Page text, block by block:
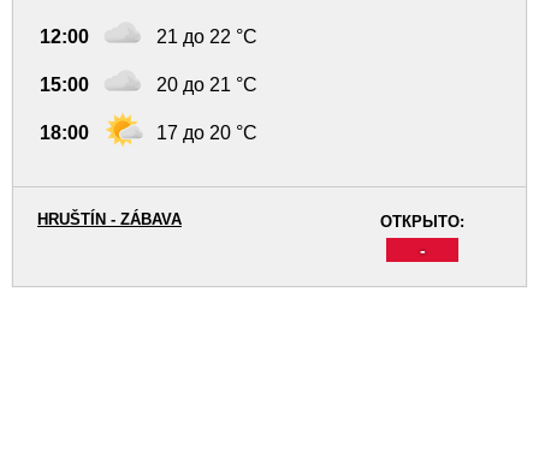
12:00 21 до 22 °C
15:00 20 до 21 °C
18:00 17 до 20 °C
ОТКРЫТО:
-
HRUŠTÍN - ZÁBAVA